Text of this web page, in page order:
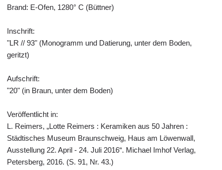
Brand: E-Ofen, 1280° C (Büttner)
Inschrift:
"LR // 93" (Monogramm und Datierung, unter dem Boden,
geritzt)
Aufschrift:
"20" (in Braun, unter dem Boden)
Veröffentlicht in:
L. Reimers, „Lotte Reimers : Keramiken aus 50 Jahren :
Städtisches Museum Braunschweig, Haus am Löwenwall,
Ausstellung 22. April - 24. Juli 2016“. Michael Imhof Verlag,
Petersberg, 2016. (S. 91, Nr. 43.)